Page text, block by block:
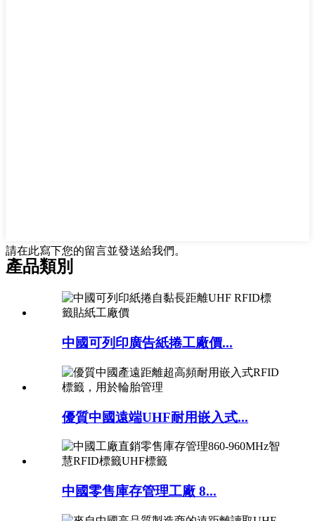
請在此寫下您的留言並發送給我們。
產品類別
中國可列印廣告紙捲工廠價...
優質中國遠端UHF耐用嵌入式...
中國零售庫存管理工廠 8...